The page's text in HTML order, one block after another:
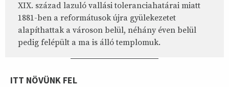
XIX. század lazuló vallási toleranciahatárai miatt
1881-ben a reformátusok újra gyülekezetet
alapíthattak a városon belül, néhány éven belül
pedig felépült a ma is álló templomuk.
ITT NÖVÜNK FEL